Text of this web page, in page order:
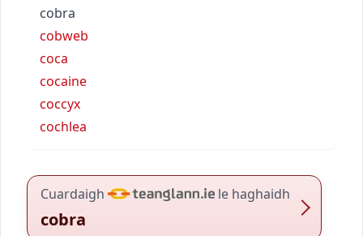
cobra
cobweb
coca
cocaine
coccyx
cochlea
Cuardaigh le haghaidh
cobra